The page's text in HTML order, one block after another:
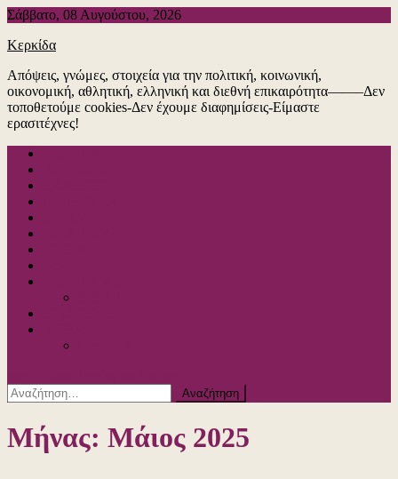
Μεταπηδήστε
περιεχόμενο
Σάββατο, 08 Αυγούστου, 2026
Κερκίδα
Απόψεις, γνώμες, στοιχεία για την πολιτική, κοινωνική,
οικονομική, αθλητική, ελληνική και διεθνή επικαιρότητα——–Δεν
τοποθετούμε cookies-Δεν έχουμε διαφημίσεις-Είμαστε
ερασιτέχνες!
Αναζήτηση
για:
Μήνας: Μάιος 2025